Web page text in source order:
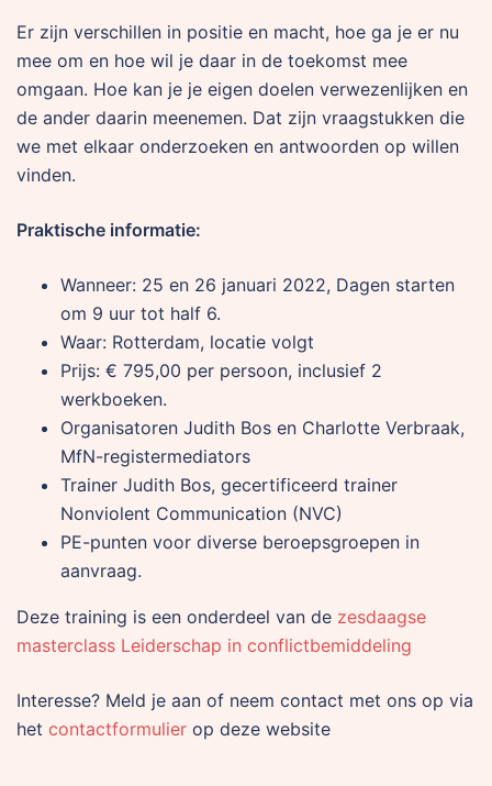
Er zijn verschillen in positie en macht, hoe ga je er nu
mee om en hoe wil je daar in de toekomst mee
omgaan. Hoe kan je je eigen doelen verwezenlijken en
de ander daarin meenemen. Dat zijn vraagstukken die
we met elkaar onderzoeken en antwoorden op willen
vinden.
Praktische informatie:
Wanneer: 25 en 26 januari 2022, Dagen starten
om 9 uur tot half 6.
Waar: Rotterdam, locatie volgt
Prijs: € 795,00 per persoon, inclusief 2
werkboeken.
Organisatoren Judith Bos en Charlotte Verbraak,
MfN-registermediators
Trainer Judith Bos, gecertificeerd trainer
Nonviolent Communication (NVC)
PE-punten voor diverse beroepsgroepen in
aanvraag.
Deze training is een onderdeel van de zesdaagse
masterclass Leiderschap in conflictbemiddeling
Interesse? Meld je aan of neem contact met ons op via
het contactformulier op deze website